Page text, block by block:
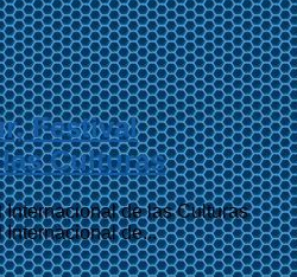
Festival
Culturas
de las Culturas
de...